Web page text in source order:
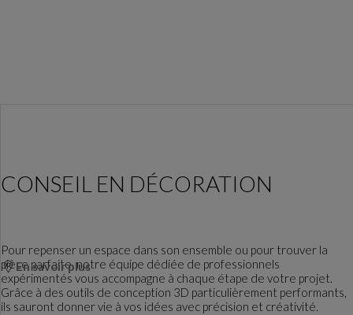
CONSEIL EN DÉCORATION
Pour repenser un espace dans son ensemble ou pour trouver la
pièce parfaite, notre équipe dédiée de professionnels
expérimentés vous accompagne à chaque étape de votre projet.
Grâce à des outils de conception 3D particulièrement performants,
ils sauront donner vie à vos idées avec précision et créativité.
En savoir plus